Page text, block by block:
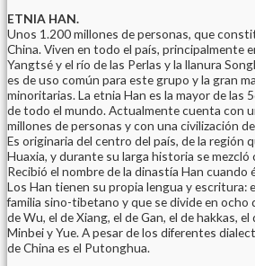
ETNIA HAN.
Unos 1.200 millones de personas, que
China. Viven en todo el país, principalmente
Yangtsé y el río de las Perlas y la llanura
es de uso común para este grupo y la gran
minoritarias. La etnia Han es la mayor de las
de todo el mundo. Actualmente cuenta con
millones de personas y con una civilización
Es originaria del centro del país, de la región
Huaxia, y durante su larga historia se
Recibió el nombre de la dinastía Han cuando
Los Han tienen su propia lengua y escritura:
familia sino-tibetano y que se divide en ocho
de Wu, el de Xiang, el de Gan, el de hakkas,
Minbei y Yue. A pesar de los diferentes
de China es el Putonghua.